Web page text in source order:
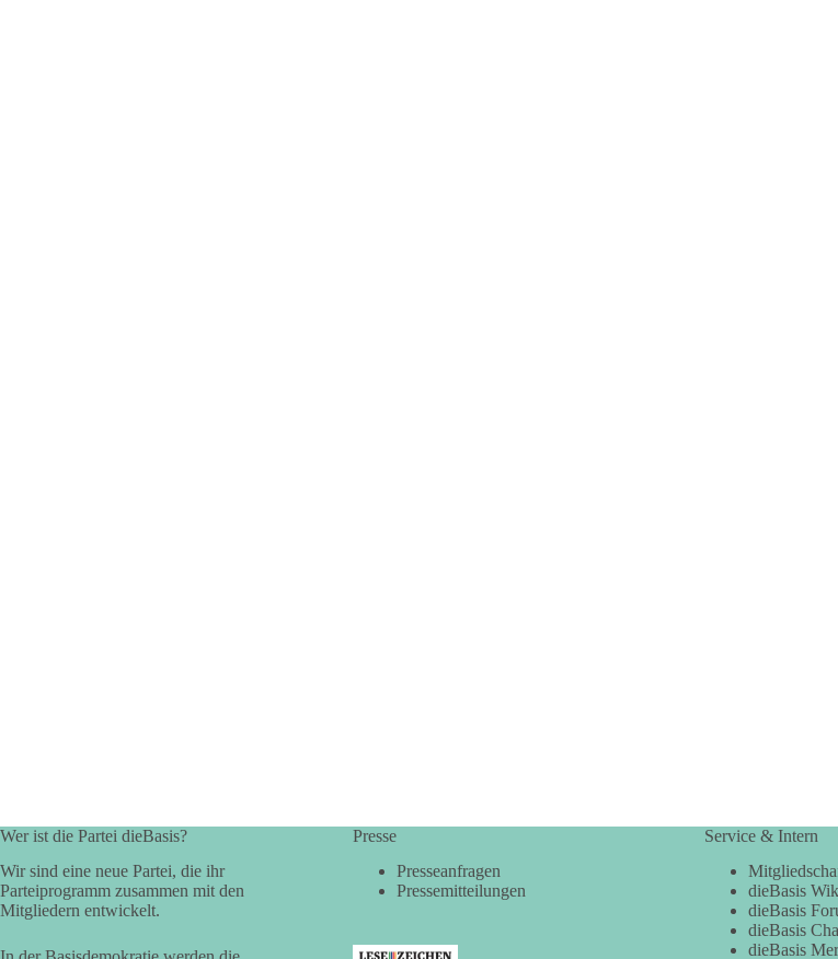
Wer ist die Partei dieBasis?
Wir sind eine neue Partei, die ihr
Parteiprogramm zusammen mit den
Mitgliedern entwickelt.
Presse
Presseanfragen
Pressemitteilungen
Service & Intern
dieBasis
dieBasis
dieBasis
dieBasis